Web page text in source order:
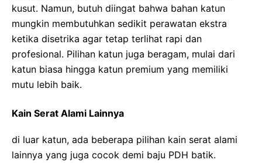
kusut. Namun, butuh diingat bahwa bahan katun
mungkin membutuhkan sedikit perawatan ekstra
ketika disetrika agar tetap terlihat rapi dan
profesional. Pilihan katun juga beragam, mulai dari
katun biasa hingga katun premium yang memiliki
mutu lebih baik.
Kain Serat Alami Lainnya
di luar katun, ada beberapa pilihan kain serat alami
lainnya yang juga cocok demi baju PDH batik.